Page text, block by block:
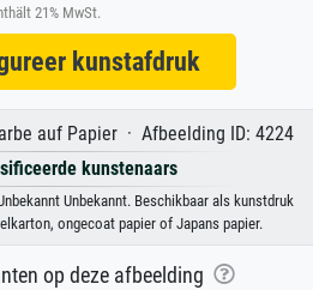
21% MwSt.
kunstafdruk
auf Papier · Afbeelding ID: 4224
kunstenaars
Unbekannt. Beschikbaar als kunstdruk
ongecoat papier of Japans papier.
op deze afbeelding